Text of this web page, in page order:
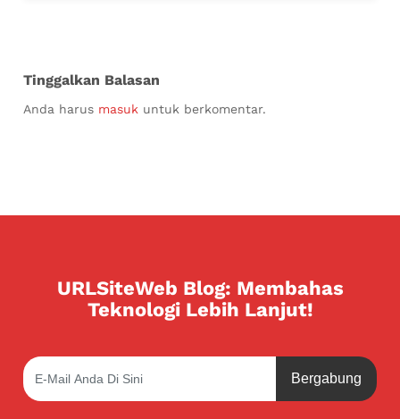
Tinggalkan Balasan
Anda harus masuk untuk berkomentar.
URLSiteWeb Blog: Membahas
Teknologi Lebih Lanjut!
Bergabung